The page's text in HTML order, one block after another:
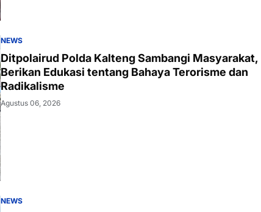
NEWS
Ditpolairud Polda Kalteng Sambangi Masyarakat,
Berikan Edukasi tentang Bahaya Terorisme dan
Radikalisme
Agustus 06, 2026
NEWS